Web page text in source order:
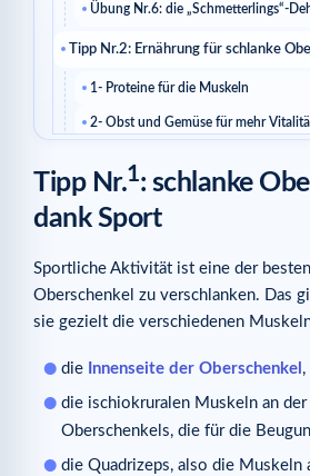
Übung Nr.6: die „Schmetterlings“-
Tipp Nr.2: Ernährung für schlanke
1- Proteine für die Muskeln
2- Obst und Gemüse für mehr
4- Fette für die Gesundheit
5- Flüssigkeitszufuhr für die Detox
Tipp Nr.3: die Extraportion Pflege
Passende Artikel
Tipp Nr.1: schlanke
dank Sport
Sportliche Aktivität ist eine der
Oberschenkel zu verschlanken. Das
sie gezielt die verschiedenen
die Innenseite der Oberschenkel
die ischiokruralen Muskeln an der
Oberschenkels, die für die
die Quadrizeps, also die Muskeln